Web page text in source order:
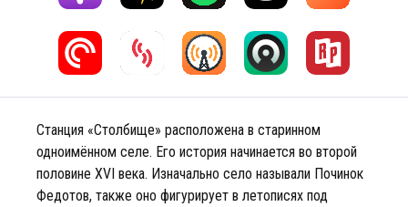
Станция «Столбище» расположена в старинном
одноимённом селе. Его история начинается во второй
половине XVI века. Изначально село называли Починок
Федотов, также оно фигурирует в летописях под